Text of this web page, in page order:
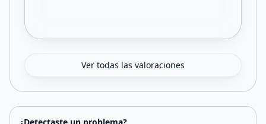
Ver todas las valoraciones